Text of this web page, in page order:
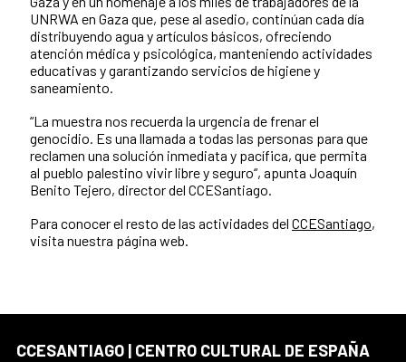
UNRWA en Gaza que, pese al asedio, continúan cada día
distribuyendo agua y artículos básicos, ofreciendo
atención médica y psicológica, manteniendo actividades
educativas y garantizando servicios de higiene y
saneamiento.
“La muestra nos recuerda la urgencia de frenar el
genocidio. Es una llamada a todas las personas para que
reclamen una solución inmediata y pacífica, que permita
al pueblo palestino vivir libre y seguro“, apunta Joaquín
Benito Tejero, director del CCESantiago.
Para conocer el resto de las actividades del CCESantiago,
visita nuestra página web.
CCESANTIAGO | CENTRO CULTURAL DE ESPAÑA